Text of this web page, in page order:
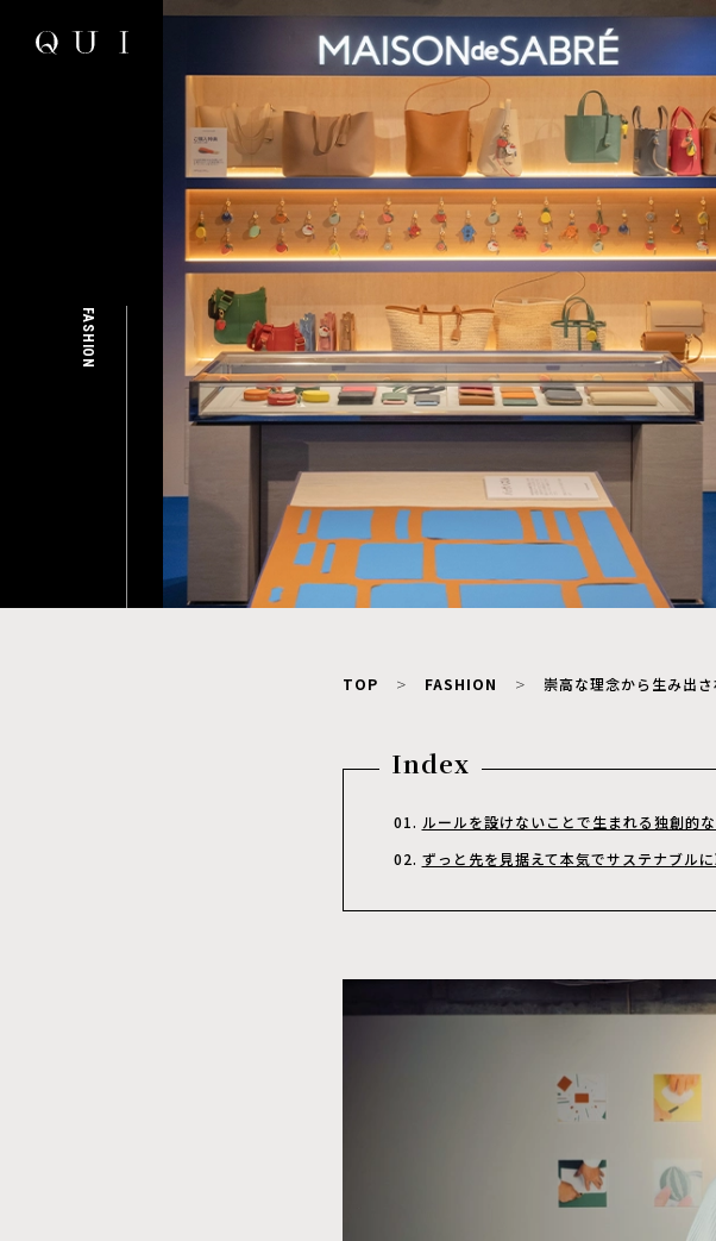
FASHION
TOP FASHION 崇高な理念から生み出
Index
ルールを設けないことで生まれる独創的
ずっと先を見据えて本気でサステナブル